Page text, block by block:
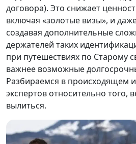
договора). Это снижает
включая «золотые визы», и
создавая дополнительные
держателей таких
при путешествиях по Старому
важнее возможные
Разбираемся в происходящем
экспертов относительно того,
вылиться.